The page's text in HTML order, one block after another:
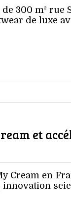
300 m² rue
de luxe
et
Cream en
innovation